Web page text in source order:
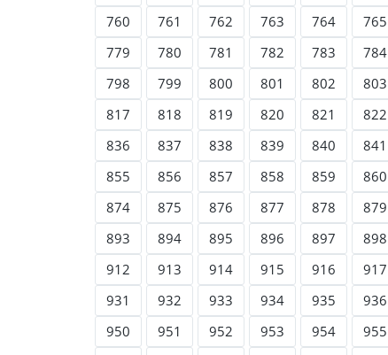
760
761 762 763 764 765
779
780 781 782 783 784
798
799 800 801 802 803
817
818 819 820 821 822
836
837 838 839 840 841
855
856 857 858 859 860
874
875 876 877 878 879
893
894 895 896 897 898
912
913 914 915 916 917
931
932 933 934 935 936
950
951 952 953 954 955